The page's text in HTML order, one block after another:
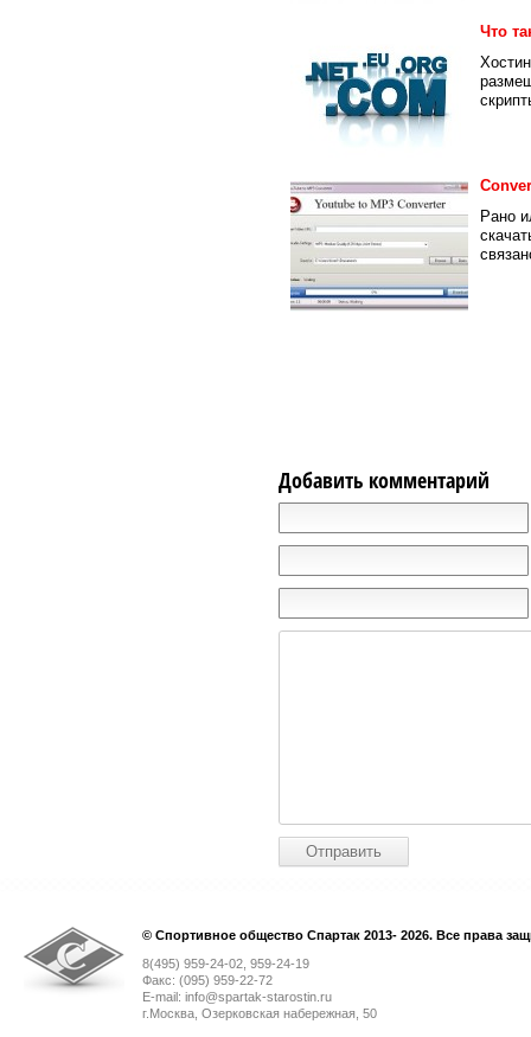
Что
Рано
Добавить комментарий
© Спортивное общество Спартак 2013- 2026. Все права
8(495) 959-24-02, 959-24-19
Факс: (095) 959-22-72
E-mail: info@spartak-starostin.ru
г.Москва, Озерковская набережная, 50